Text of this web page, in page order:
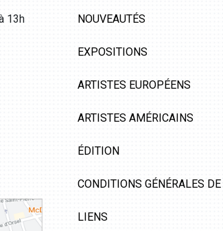
13h
NOUVEAUTÉS
EXPOSITIONS
ARTISTES EUROPÉENS
ARTISTES AMÉRICAINS
ÉDITION
CONDITIONS GÉNÉRALES
LIENS